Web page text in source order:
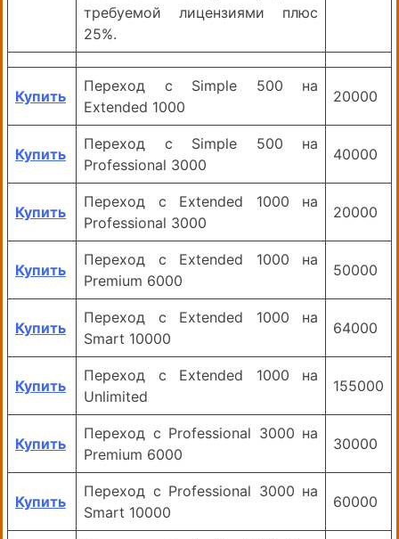
требуемой лицензиями плюс
25%.
Купить
Переход с Simple 500 на
Extended 1000
20000
Купить
Переход с Simple 500 на
Professional 3000
40000
Купить
Переход с Extended 1000 на
Professional 3000
20000
Купить
Переход с Extended 1000 на
Premium 6000
50000
Купить
Переход с Extended 1000 на
Smart 10000
64000
Купить
Переход с Extended 1000 на
Unlimited
155000
Купить
Переход с Professional 3000 на
Premium 6000
30000
Купить
Переход с Professional 3000 на
Smart 10000
60000